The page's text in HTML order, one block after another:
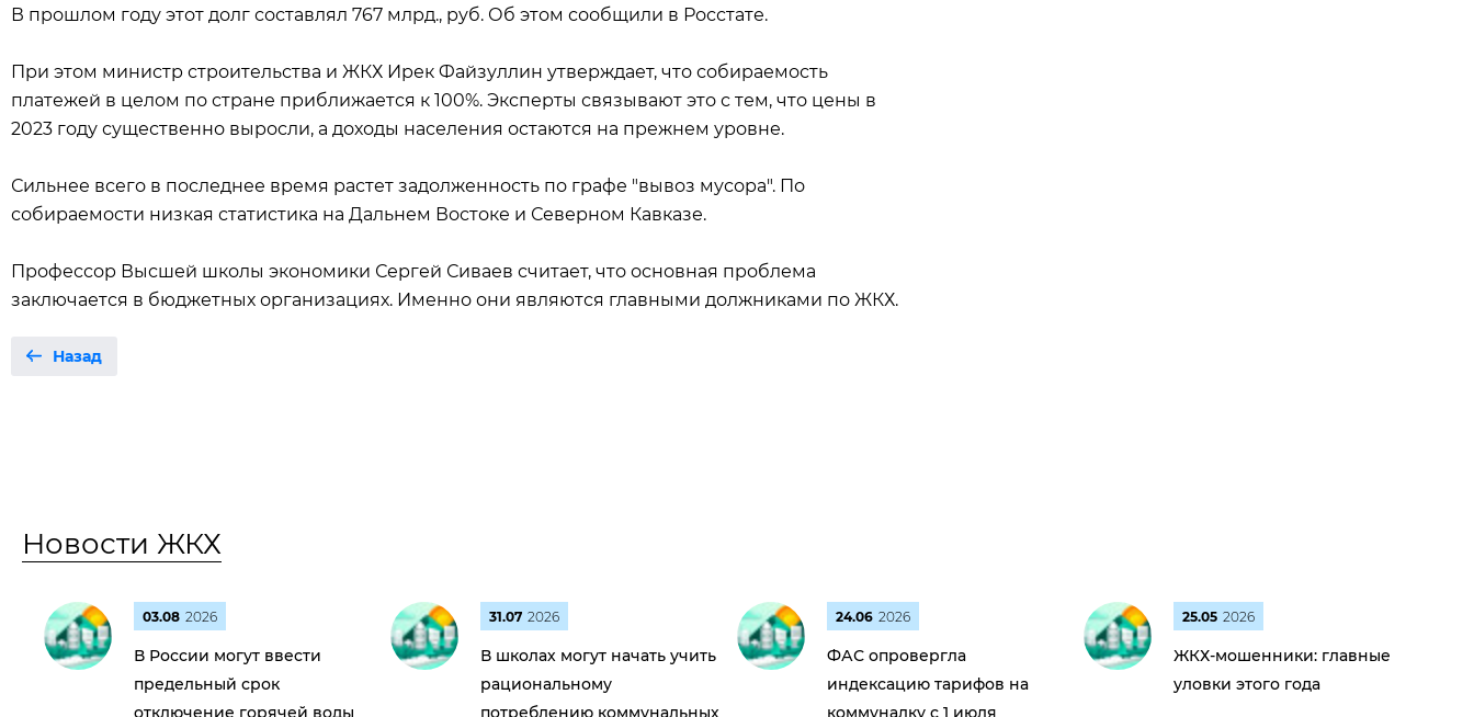
В прошлом году этот долг составлял 767 млрд., руб. Об этом сообщили в Росстате.
При этом министр строительства и ЖКХ Ирек Файзуллин утверждает, что собираемость
платежей в целом по стране приближается к 100%. Эксперты связывают это с тем, что цены в
2023 году существенно выросли, а доходы населения остаются на прежнем уровне.
Сильнее всего в последнее время растет задолженность по графе "вывоз мусора". По
собираемости низкая статистика на Дальнем Востоке и Северном Кавказе.
Профессор Высшей школы экономики Сергей Сиваев считает, что основная проблема
заключается в бюджетных организациях. Именно они являются главными должниками по ЖКХ.
Назад
Новости ЖКХ
03.08 2026
В России могут ввести
предельный срок
отключение горячей воды
31.07 2026
В школах могут начать учить
рациональному
потреблению коммунальных
24.06 2026
ФАС опровергла
индексацию тарифов на
коммуналку с 1 июля
25.05 2026
ЖКХ-мошенники: главные
уловки этого года